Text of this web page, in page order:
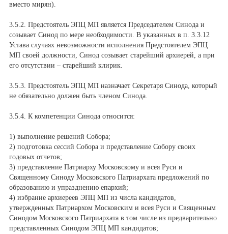
вместо мирян).
3.5.2. Предстоятель ЭПЦ МП является Председателем Синода и
созывает Синод по мере необходимости. В указанных в п. 3.3.12
Устава случаях невозможности исполнения Предстоятелем ЭПЦ
МП своей должности, Синод созывает старейший архиерей, а при
его отсутствии – старейший клирик.
3.5.3. Предстоятель ЭПЦ МП назначает Секретаря Синода, который
не обязательно должен быть членом Синода.
3.5.4. К компетенции Синода относится:
1) выполнение решений Собора;
2) подготовка сессий Собора и представление Собору своих
годовых отчетов;
3) представление Патриарху Московскому и всея Руси и
Священному Синоду Московского Патриархата предложений по
образованию и упразднению епархий;
4) избрание архиереев ЭПЦ МП из числа кандидатов,
утвержденных Патриархом Московским и всея Руси и Священным
Синодом Московского Патриархата в том числе из предварительно
представленных Синодом ЭПЦ МП кандидатов;